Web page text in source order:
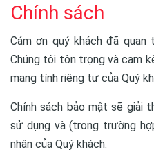
Chính sách
Cám ơn quý khách đã
Chúng tôi tôn trọng và cam
mang tính riêng tư của Quý
Chính sách bảo mật sẽ giải
sử dụng và (trong trường
nhân của Quý khách.